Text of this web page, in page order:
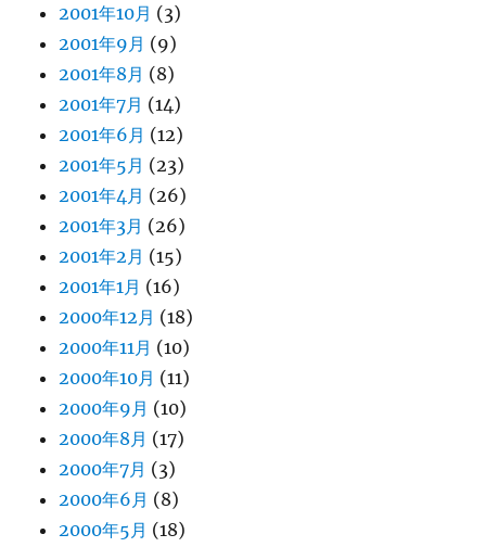
2001年10月 (3)
2001年9月 (9)
2001年8月 (8)
2001年7月 (14)
2001年6月 (12)
2001年5月 (23)
2001年4月 (26)
2001年3月 (26)
2001年2月 (15)
2001年1月 (16)
2000年12月 (18)
2000年11月 (10)
2000年10月 (11)
2000年9月 (10)
2000年8月 (17)
2000年7月 (3)
2000年6月 (8)
2000年5月 (18)